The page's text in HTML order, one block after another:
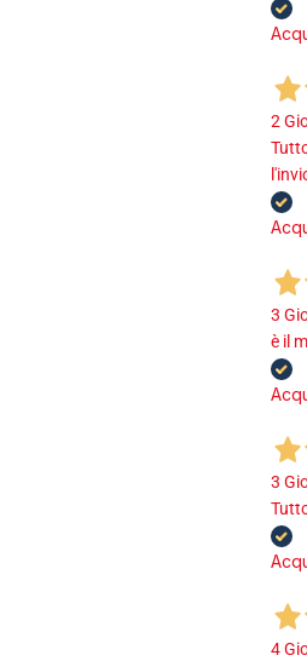
2
3
è il
3
4